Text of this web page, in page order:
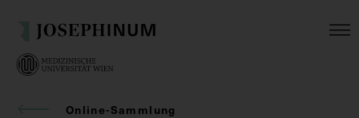
Online-Sammlung